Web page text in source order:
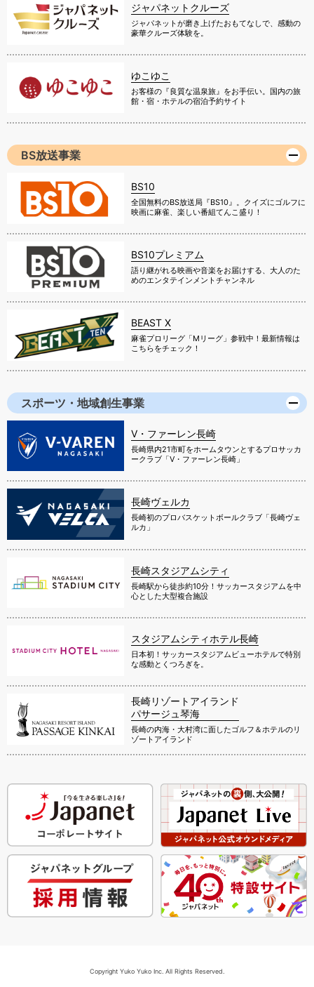
ジャパネットクルーズ
ジャパネットが磨き上げたおもてなしで、感動の
豪華クルーズ体験を。
ゆこゆこ
お客様の『良質な温泉旅』をお手伝い。国内の旅
館・宿・ホテルの宿泊予約サイト
BS放送事業
BS10
全国無料のBS放送局『BS10』。クイズにゴルフに
映画に麻雀、楽しい番組てんこ盛り！
BS10プレミアム
語り継がれる映画や音楽をお届けする、大人のた
めのエンタテインメントチャンネル
BEAST X
麻雀プロリーグ「Mリーグ」参戦中！最新情報は
こちらをチェック！
スポーツ・地域創生事業
V・ファーレン長崎
長崎県内21市町をホームタウンとするプロサッカ
ークラブ「V・ファーレン長崎」
長崎ヴェルカ
長崎初のプロバスケットボールクラブ「長崎ヴェ
ルカ」
長崎スタジアムシティ
長崎駅から徒歩約10分！サッカースタジアムを中
心とした大型複合施設
スタジアムシティホテル長崎
日本初！サッカースタジアムビューホテルで特別
な感動とくつろぎを。
長崎リゾートアイランド
パサージュ琴海
長崎の内海・大村湾に面したゴルフ＆ホテルのリ
ゾートアイランド
Copyright Yuko Yuko Inc. All Rights Reserved.